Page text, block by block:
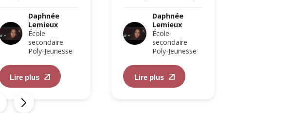
problèmes,…
Daphnée
Lemieux
École
secondaire
Poly-Jeunesse
Lire plus
Daphnée
Lemieux
École
secondaire
Poly-Jeunesse
Lire plus